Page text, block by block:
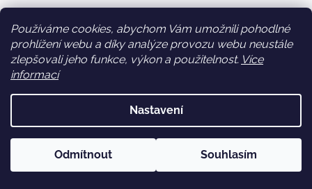
Používáme cookies, abychom Vám umožnili pohodlné
prohlížení webu a díky analýze provozu webu neustále
zlepšovali jeho funkce, výkon a použitelnost. Více
informací
Nastavení
Odmítnout Souhlasím
Z
R
M
ZDARMA
Pánské mokasíny pro širší chodidlo Rieker - modré
DETAIL